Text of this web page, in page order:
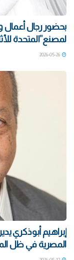
بحضور رجال أعمال
لمصنع”المتحدة
إبراهيم أبوذكري
المصرية في ظل